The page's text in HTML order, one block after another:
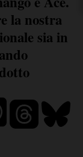
la nostra
sia in